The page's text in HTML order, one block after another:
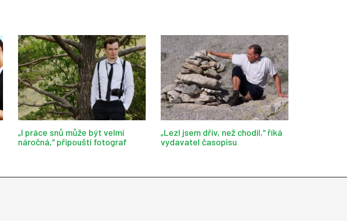
„I práce snů může být velmi
náročná,“ připouští fotograf
„Lezl jsem dřív, než chodil,“ říká
vydavatel časopisu